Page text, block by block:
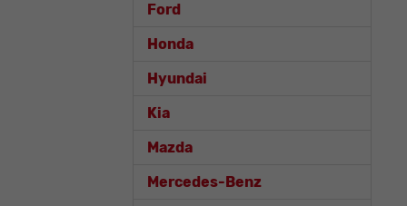
Ford
Honda
Hyundai
Kia
Mazda
Mercedes-Benz